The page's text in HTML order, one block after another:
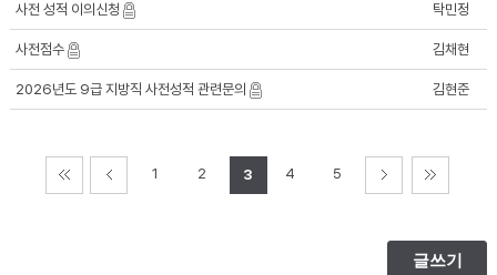
사전 성적 이의신청 탁민정
사전점수 김채현
2026년도 9급 지방직 사전성적 관련문의 김현준
1 2 3 4 5